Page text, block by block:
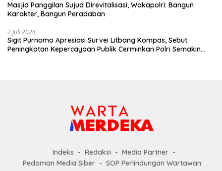
Masjid Panggilan Sujud Direvitalisasi, Wakapolri: Bangun
Karakter, Bangun Peradaban
2 Juli 2026
Sigit Purnomo Apresiasi Survei Litbang Kompas, Sebut
Peningkatan Kepercayaan Publik Cerminkan Polri Semakin
Indeks Redaksi
Media Partner
Pedoman Media Siber
SOP Perlindungan Wartawan